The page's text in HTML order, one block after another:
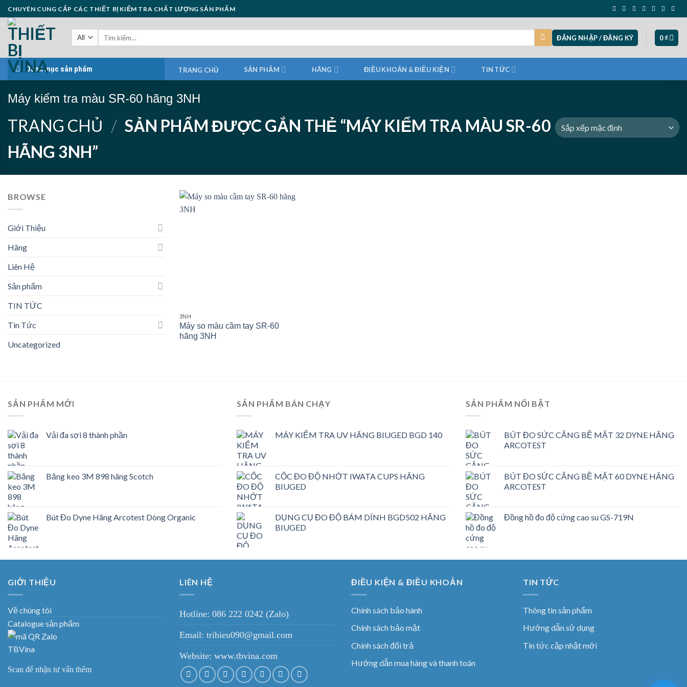
Skip
to
content
CHUYÊN CUNG CẤP CÁC THIẾT BỊ KIỂM TRA CHẤT LƯỢNG SẢN PHẨM
ĐĂNG NHẬP / ĐĂNG KÝ 0₫
Danh mục sản phẩm TRANG CHỦ SẢN PHẨM HÃNG ĐIỀU KHOẢN & ĐIỀU KIỆN TIN TỨC
Máy kiểm tra màu SR-60 hãng 3NH
TRANG CHỦ / SẢN PHẨM ĐƯỢC GẮN THẺ “MÁY KIỂM TRA MÀU SR-60
HÃNG 3NH”
BROWSE
Giới Thiệu
Hãng
Liên Hệ
Sản phẩm
TIN TỨC
Tin Tức
Uncategorized
3NH
Máy so màu cầm tay SR-60
hãng 3NH
SẢN PHẨM MỚI
Vải đa sợi 8 thành phần
Băng keo 3M 898 hãng Scotch
Bút Đo Dyne Hãng Arcotest Dòng Organic
SẢN PHẨM BÁN CHẠY
MÁY KIỂM TRA UV HÃNG BIUGED BGD 140
CỐC ĐO ĐỘ NHỚT IWATA CUPS HÃNG
BIUGED
DỤNG CỤ ĐO ĐỘ BÁM DÍNH BGD502 HÃNG
BIUGED
SẢN PHẨM NỔI BẬT
BÚT ĐO SỨC CĂNG BỀ MẶT 32 DYNE HÃNG
ARCOTEST
BÚT ĐO SỨC CĂNG BỀ MẶT 60 DYNE HÃNG
ARCOTEST
Đồng hồ đo độ cứng cao su GS-719N
GIỚI THIỆU
Về chúng tôi
Catalogue sản phẩm
Scan để nhận tư vấn thêm
LIÊN HỆ
Hotline: 086 222 0242 (Zalo)
Email: trihieu090@gmail.com
Website: www.tbvina.com
ĐIỀU KIỆN & ĐIỀU KHOẢN
Chính sách bảo hành
Chính sách bảo mật
Chính sách đổi trả
Hướng dẫn mua hàng và thanh toán
TIN TỨC
Thông tin sản phẩm
Hướng dẫn sử dụng
Tin tức cập nhật mới